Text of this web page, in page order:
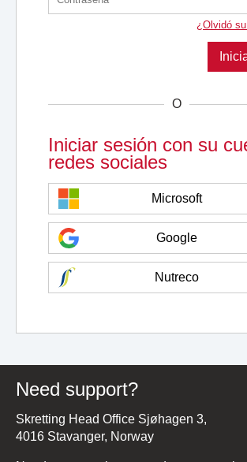
Iniciar sesión con su
redes sociales
Microsoft
Google
Nutreco
O
¿Olvidó
Need support?
Skretting Head Office Sjøhagen 3,
4016 Stavanger, Norway